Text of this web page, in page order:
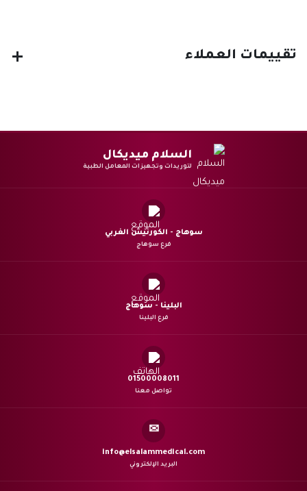
تقييمات العملاء
السلام ميديكال
لتوريدات وتجهيزات المعامل الطبية
سوهاج - الكورنيش الغربي
فرع سوهاج
البلينا - سوهاج
فرع البلينا
01500008011
تواصل معنا
✉
info@elsalammedical.com
البريد الإلكتروني